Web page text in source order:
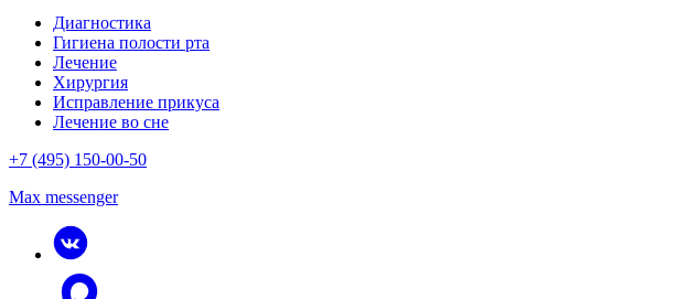
Диагностика
Гигиена полости рта
Лечение
Хирургия
Исправление прикуса
Лечение во сне
+7 (495) 150-00-50
Max messenger